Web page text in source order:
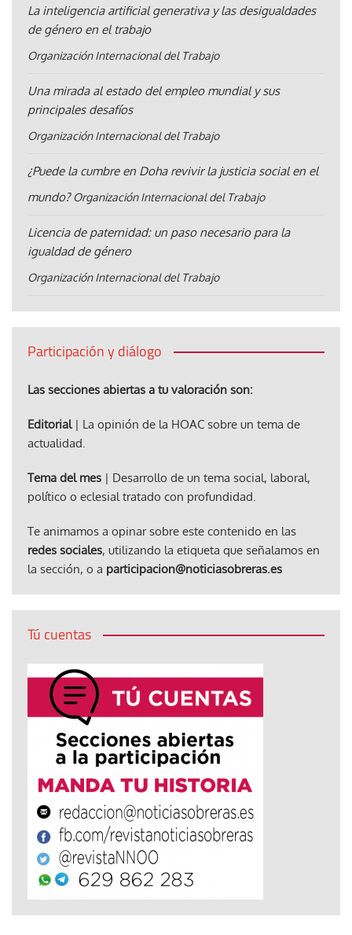
La inteligencia artificial generativa y las desigualdades
de género en el trabajo
Organización Internacional del Trabajo
Una mirada al estado del empleo mundial y sus
principales desafíos
Organización Internacional del Trabajo
¿Puede la cumbre en Doha revivir la justicia social en el
mundo? Organización Internacional del Trabajo
Licencia de paternidad: un paso necesario para la
igualdad de género
Organización Internacional del Trabajo
Participación y diálogo
Las secciones abiertas a tu valoración son:
Editorial| La opinión de la HOAC sobre un tema de
actualidad.
Tema del mes | Desarrollo de un tema social, laboral,
político o eclesial tratado con profundidad.
Te animamos a opinar sobre este contenido en las
redes sociales, utilizando la etiqueta que señalamos en
la sección, o a participacion@noticiasobreras.es
Tú cuentas